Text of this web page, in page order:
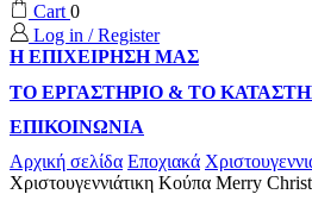
Cart0
Log in / Register
Η ΕΠΙΧΕΙΡΗΣΗ ΜΑΣ
ΤΟ ΕΡΓΑΣΤΗΡΙΟ & ΤΟ
ΕΠΙΚΟΙΝΩΝΙΑ
Αρχική σελίδα Εποχιακά
Χριστουγεννιάτικη Κούπα Merry